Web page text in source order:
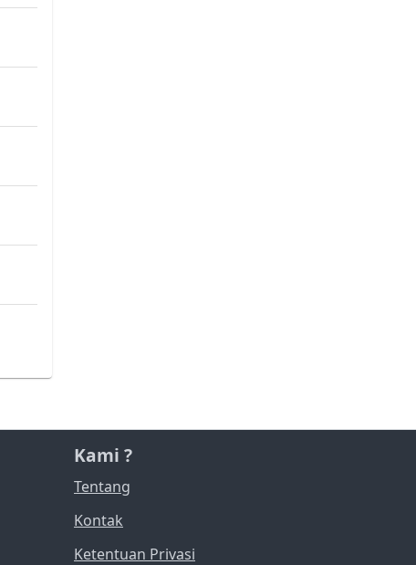
Kami ?
Tentang
Kontak
Ketentuan Privasi